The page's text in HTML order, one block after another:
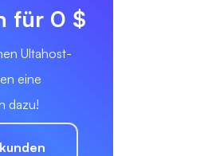
für 0 $
Ultahost-
eine
dazu!